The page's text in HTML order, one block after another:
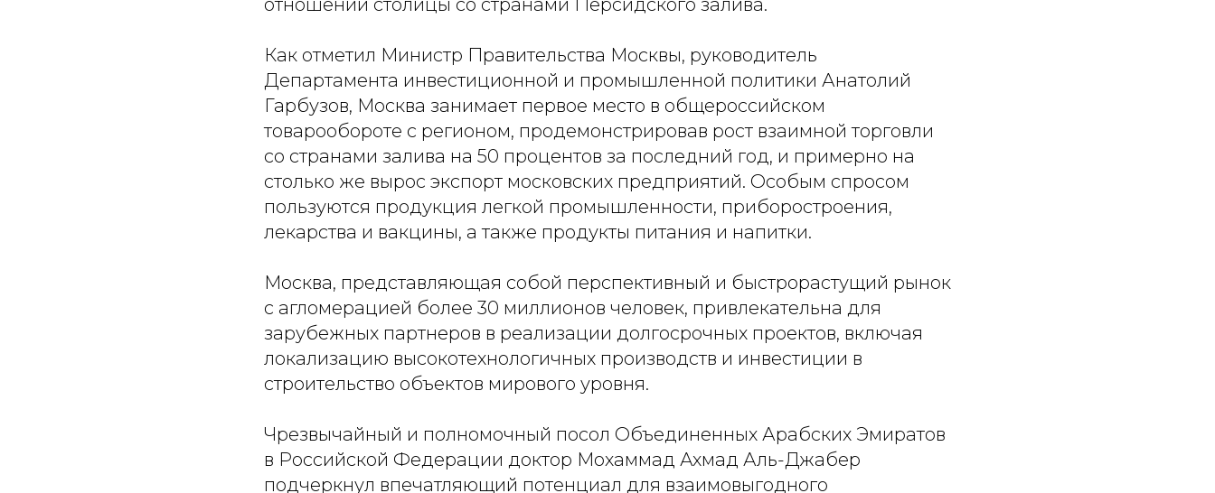
отношений столицы со странами Персидского залива.
Как отметил Министр Правительства Москвы, руководитель
Департамента инвестиционной и промышленной политики Анатолий
Гарбузов, Москва занимает первое место в общероссийском
товарообороте с регионом, продемонстрировав рост взаимной торговли
со странами залива на 50 процентов за последний год, и примерно на
столько же вырос экспорт московских предприятий. Особым спросом
пользуются продукция легкой промышленности, приборостроения,
лекарства и вакцины, а также продукты питания и напитки.
Москва, представляющая собой перспективный и быстрорастущий рынок
с агломерацией более 30 миллионов человек, привлекательна для
зарубежных партнеров в реализации долгосрочных проектов, включая
локализацию высокотехнологичных производств и инвестиции в
строительство объектов мирового уровня.
Чрезвычайный и полномочный посол Объединенных Арабских Эмиратов
в Российской Федерации доктор Мохаммад Ахмад Аль-Джабер
подчеркнул впечатляющий потенциал для взаимовыгодного